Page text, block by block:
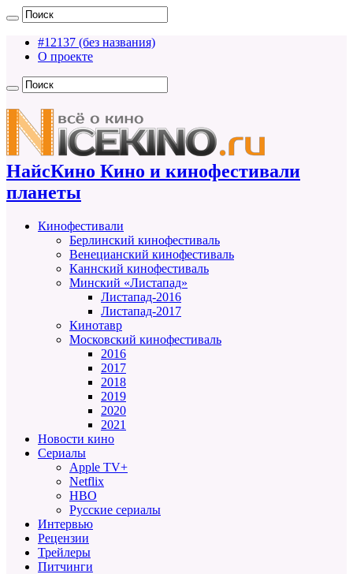
#12137 (без названия)
О проекте
НайсКино Кино и кинофестивали
планеты
Кинофестивали
Берлинский кинофестиваль
Венецианский кинофестиваль
Каннский кинофестиваль
Минский «Листапад»
Листапад-2016
Листапад-2017
Кинотавр
Московский кинофестиваль
2016
2017
2018
2019
2020
2021
Новости кино
Сериалы
Apple TV+
Netflix
HBO
Русские сериалы
Интервью
Рецензии
Трейлеры
Питчинги